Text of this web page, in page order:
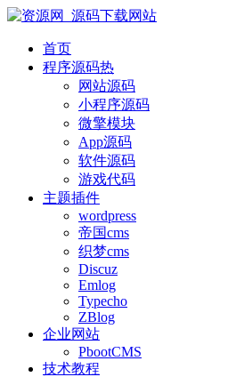
首页
程序源码热
网站源码
小程序源码
微擎模块
App源码
软件源码
游戏代码
主题插件
wordpress
帝国cms
织梦cms
Discuz
Emlog
Typecho
ZBlog
企业网站
PbootCMS
技术教程